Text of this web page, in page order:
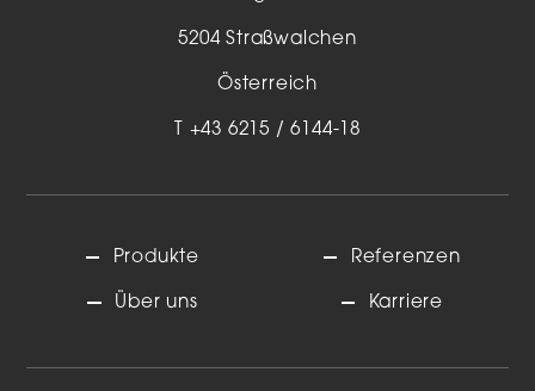
5204 Straßwalchen
Österreich
+43 6215 / 6144-18
Produkte
Über uns
Referenzen
Karriere